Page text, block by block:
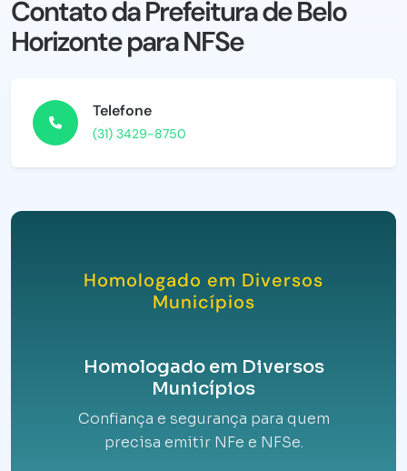
Contato da Prefeitura de Belo
Horizonte para NFSe
Telefone
(31) 3429-8750
Homologado em Diversos
Municípios
Homologado em Diversos
Municípios
Confiança e segurança para quem
precisa emitir NFe e NFSe.